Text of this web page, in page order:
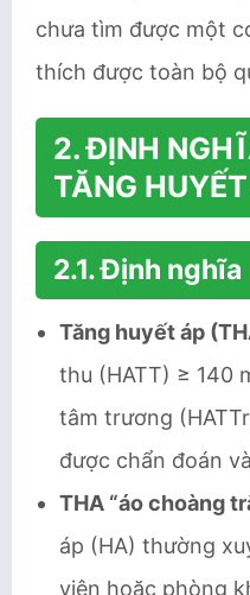
chưa tìm được một
thích được toàn bộ
2. ĐỊNH
TĂNG
2.1. Định nghĩa
Tăng huyết áp
thu (HATT) ≥ 140
tâm trương
được chẩn đoán
THA “áo choàng
áp (HA) thường
viện hoặc phòng